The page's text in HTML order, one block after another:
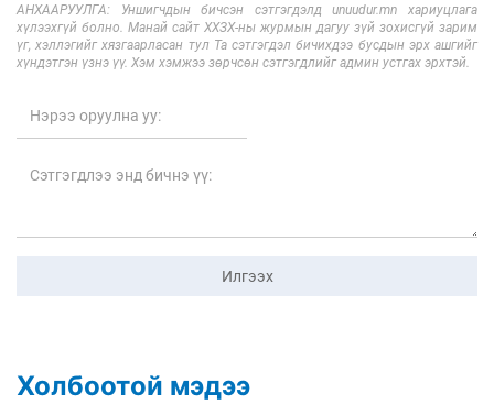
АНХААРУУЛГА: Уншигчдын бичсэн сэтгэгдэлд unuudur.mn хариуцлага
хүлээхгүй болно. Манай сайт ХХЗХ-ны журмын дагуу зүй зохисгүй зарим
үг, хэллэгийг хязгаарласан тул Та сэтгэгдэл бичихдээ бусдын эрх ашгийг
хүндэтгэн үзнэ үү. Хэм хэмжээ зөрчсөн сэтгэгдлийг админ устгах эрхтэй.
Илгээх
Холбоотой мэдээ